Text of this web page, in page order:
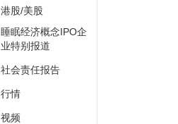
港股/美股
睡眠经济概念IPO企
业特别报道
社会责任报告
行情
视频